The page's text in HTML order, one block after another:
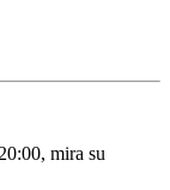
, mira su